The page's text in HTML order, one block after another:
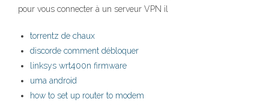
pour vous connecter à un serveur VPN il
torrentz de chaux
discorde comment débloquer
linksys wrt400n firmware
uma android
how to set up router to modem